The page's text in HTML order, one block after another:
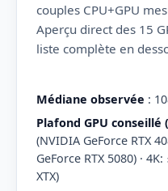
couples CPU+GPU
Aperçu direct des 15
liste complète en
Médiane observée :
Plafond GPU conseillé
(NVIDIA GeForce RTX
GeForce RTX 5080) ·
XTX)